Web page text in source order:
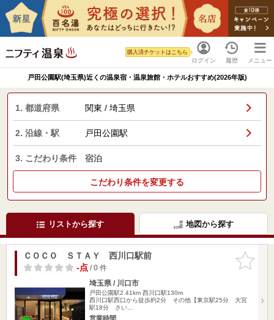
ログイン
購入済チケットはこちら
履歴 メニュー
戸田公園駅(埼玉県)近くの温泉宿・温泉旅館・ホテルおすすめ(2026年版)
1. 都道府県 関東 / 埼玉県
2. 沿線・駅 戸田公園駅
3. こだわり条件 宿泊
こだわり条件を変更する
リストから探す 地図から探す
お気に入
りに追加
ＣＯＣＯ ＳＴＡＹ 西川口駅前
-点/ 0 件
埼玉県 / 川口市
戸田公園駅2.41km 西川口駅130m
西川口駅西口から徒歩約2分 その他【東京駅25分 大宮
駅18分 さい…
営業時間